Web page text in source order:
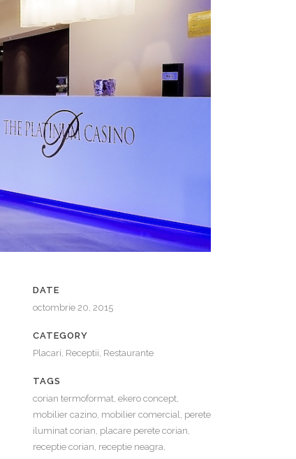
DATE
octombrie 20, 2015
CATEGORY
Placari, Receptii, Restaurante
TAGS
corian termoformat, ekero concept,
mobilier cazino, mobilier comercial, perete
iluminat corian, placare perete corian,
receptie corian, receptie neagra,